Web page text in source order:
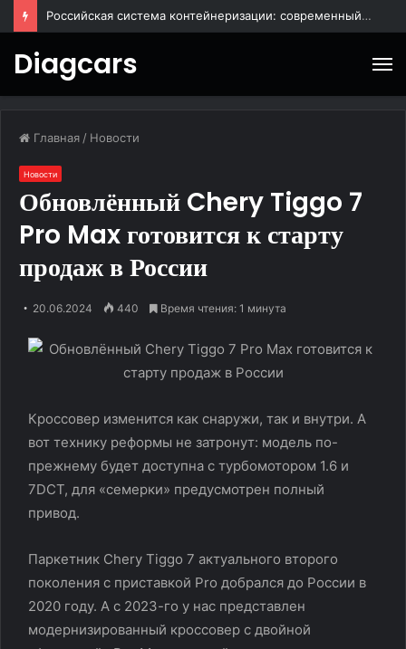
Российская система контейнеризации: современный подход к управлению ИТ-инфраструктурой
Diagcars
Главная / Новости
Новости
Обновлённый Chery Tiggo 7
Pro Max готовится к старту
продаж в России
20.06.2024 440 Время чтения: 1 минута
Кроссовер изменится как снаружи, так и внутри. А
вот технику реформы не затронут: модель по-
прежнему будет доступна с турбомотором 1.6 и
7DCT, для «семерки» предусмотрен полный
привод.
Паркетник Chery Tiggo 7 актуального второго
поколения с приставкой Pro добрался до России в
2020 году. А с 2023-го у нас представлен
модернизированный кроссовер с двойной